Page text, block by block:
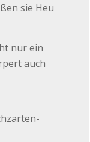
sie Heu
nur ein
auch